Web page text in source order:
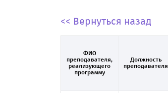
<< Вернуться назад
ФИО
преподавателя,
реализующего
программу
Должность
преподавателя